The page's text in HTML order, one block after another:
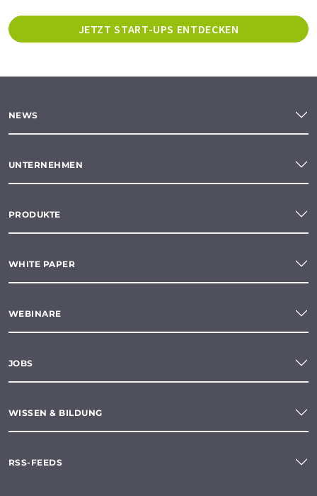
JETZT START-UPS ENTDECKEN
NEWS
UNTERNEHMEN
PRODUKTE
WHITE PAPER
WEBINARE
JOBS
WISSEN & BILDUNG
RSS-FEEDS